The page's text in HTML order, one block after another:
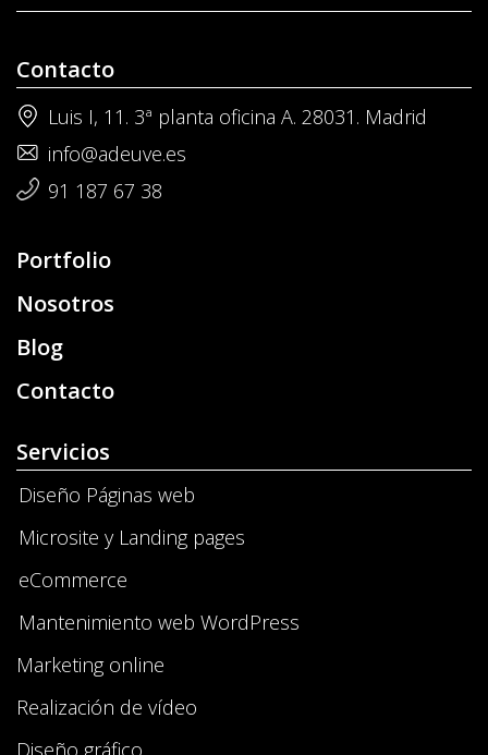
Contacto
Luis I, 11. 3ª planta oficina A. 28031. Madrid
info@adeuve.es
91 187 67 38
Portfolio
Nosotros
Blog
Contacto
Servicios
Diseño Páginas web
Microsite y Landing pages
eCommerce
Mantenimiento web WordPress
Marketing online
Realización de vídeo
Diseño gráfico